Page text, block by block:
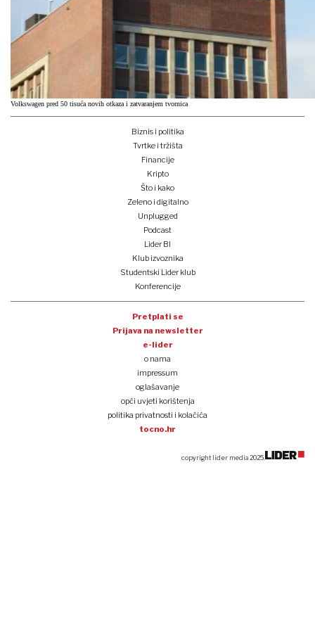
Volkswagen pred 50 tisuća novih otkaza i zatvaranjem tvornica
Biznis i politika
Tvrtke i tržišta
Financije
Kripto
Što i kako
Zeleno i digitalno
Unplugged
Podcast
Lider BI
Klub izvoznika
Studentski Lider klub
Konferencije
Pretplati se
Prijava na newsletter
e-lider
o nama
impressum
oglašavanje
opći uvjeti korištenja
politika privatnosti i kolačića
tocno.hr
copyright lider media 2025.